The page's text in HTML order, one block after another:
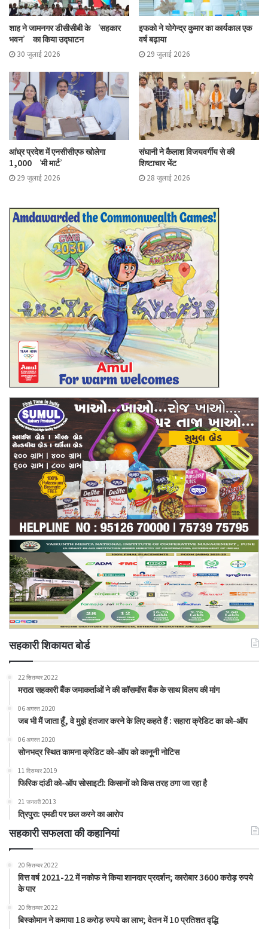
शाह ने जामनगर डीसीसीबी के ‘सहकार
भवन’ का किया उद्घाटन
30 जुलाई 2026
इफको ने योगेन्द्र कुमार का कार्यकाल एक
वर्ष बढ़ाया
29 जुलाई 2026
आंध्र प्रदेश में एनसीसीएफ खोलेगा
1,000 ‘मी मार्ट’
29 जुलाई 2026
संघानी ने कैलाश विजयवर्गीय से की
शिष्टाचार भेंट
28 जुलाई 2026
सहकारी शिकायत बोर्ड
22 सितम्बर 2022
मराठा सहकारी बैंक जमाकर्ताओं ने की कॉसमॉस बैंक के साथ विलय की मांग
06 अगस्त 2020
जब भी मैं जाता हूँ, वे मुझे इंतजार करने के लिए कहते हैं : सहारा क्रेडिट का को-ऑप
06 अगस्त 2020
सोनभद्र स्थित कामना क्रेडिट को-ऑप को कानूनी नोटिस
11 दिसम्बर 2019
फिरिक दांडी को-ऑप सोसाइटी: किसानों को किस तरह ठगा जा रहा है
21 जनवरी 2013
त्रिपुरा: एमडी पर छल करने का आरोप
सहकारी सफलता की कहानियां
20 सितम्बर 2022
वित्त वर्ष 2021-22 में नकोफ ने किया शानदार प्रदर्शन; कारोबार 3600 करोड़ रुपये
के पार
20 सितम्बर 2022
बिस्कोमान ने कमाया 18 करोड़ रुपये का लाभ; वेतन में 10 प्रतिशत वृद्धि